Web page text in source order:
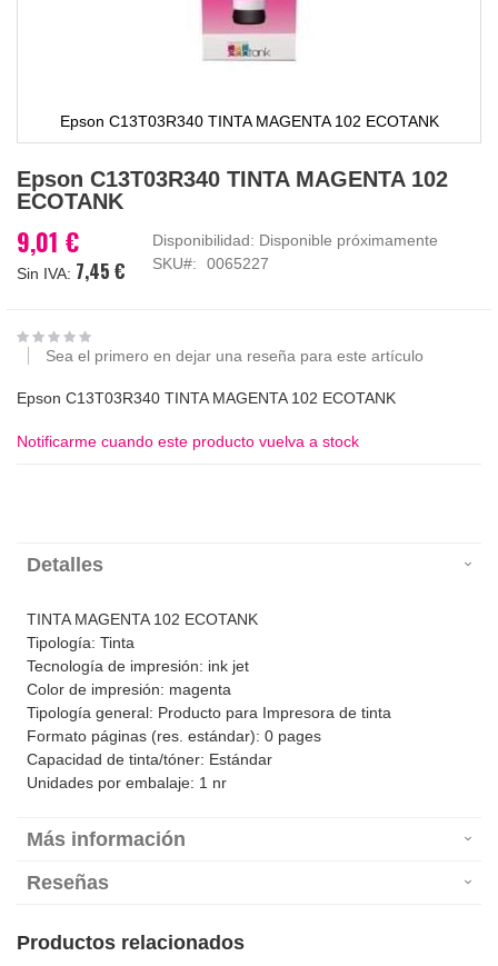
Epson C13T03R340 TINTA MAGENTA 102 ECOTANK
al
comienzo
la
galería
Epson C13T03R340 TINTA MAGENTA 102
ECOTANK
9,01 €
7,45 €
Disponibilidad: Disponible próximamente
SKU
0065227
Sea el primero en dejar una reseña para este artículo
Epson C13T03R340 TINTA MAGENTA 102 ECOTANK
Notificarme cuando este producto vuelva a stock
Detalles
TINTA MAGENTA 102 ECOTANK
Tipología: Tinta
Tecnología de impresión: ink jet
Color de impresión: magenta
Tipología general: Producto para Impresora de tinta
Formato páginas (res. estándar): 0 pages
Capacidad de tinta/tóner: Estándar
Unidades por embalaje: 1 nr
Más información
Reseñas
Productos relacionados